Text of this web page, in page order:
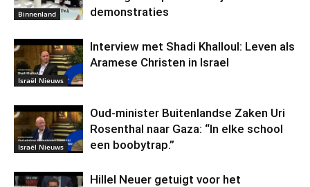
Binnenland
demonstraties
Israël Nieuws
Interview met Shadi Khalloul: Leven als
Aramese Christen in Israel
Israël Nieuws
Oud-minister Buitenlandse Zaken Uri
Rosenthal naar Gaza: “In elke school
een boobytrap.”
Hillel Neuer getuigt voor het